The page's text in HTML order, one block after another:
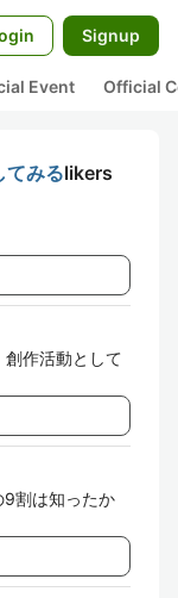
Signup
Event Official
てみるlikers
創作活動として
割は知ったか